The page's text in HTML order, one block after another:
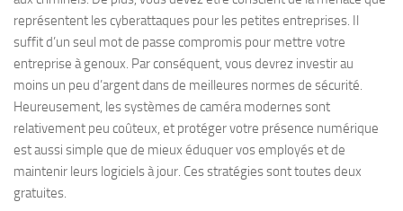
représentent les cyberattaques pour les petites entreprises. Il
suffit d’un seul mot de passe compromis pour mettre votre
entreprise à genoux. Par conséquent, vous devrez investir au
moins un peu d’argent dans de meilleures normes de sécurité.
Heureusement, les systèmes de caméra modernes sont
relativement peu coûteux, et protéger votre présence numérique
est aussi simple que de mieux éduquer vos employés et de
maintenir leurs logiciels à jour. Ces stratégies sont toutes deux
gratuites.